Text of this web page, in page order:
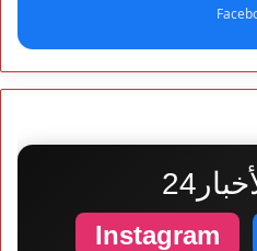
Instagram